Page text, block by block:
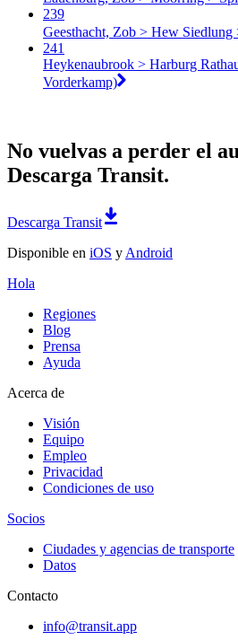
239
Geesthacht, Zob > Hew Siedlung
241
Heykenaubrook > Harburg
Vorderkamp)
No vuelvas a perder el
Descarga Transit.
Descarga Transit
Disponible en iOS y Android
Hola
Regiones
Blog
Prensa
Ayuda
Acerca de
Visión
Equipo
Empleo
Privacidad
Condiciones de uso
Socios
Ciudades y agencias de transporte
Datos
Contacto
info@transit.app